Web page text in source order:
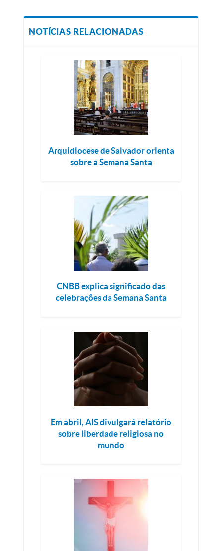
NOTÍCIAS RELACIONADAS
Arquidiocese de Salvador orienta
sobre a Semana Santa
CNBB explica significado das
celebrações da Semana Santa
Em abril, AIS divulgará relatório
sobre liberdade religiosa no
mundo